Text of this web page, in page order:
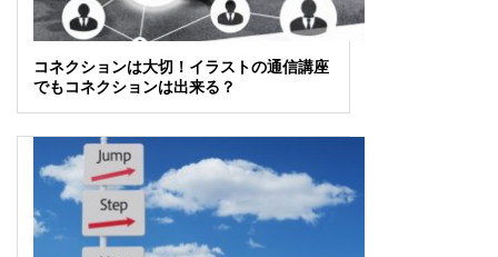
コネクションは大切！イラストの通信講座
でもコネクションは出来る？